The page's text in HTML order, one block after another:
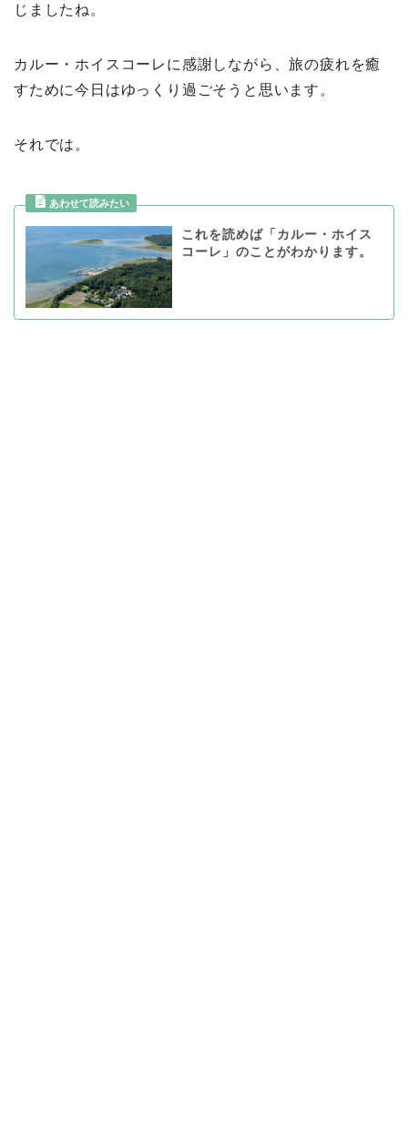
じましたね。
カルー・ホイスコーレに感謝しながら、旅の疲れを癒
すために今日はゆっくり過ごそうと思います。
それでは。
これを読めば「カルー・ホイス
コーレ」のことがわかります。